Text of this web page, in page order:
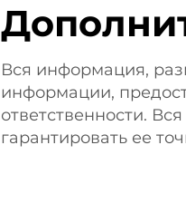
Вся информация,
информации,
ответственности.
гарантировать ее